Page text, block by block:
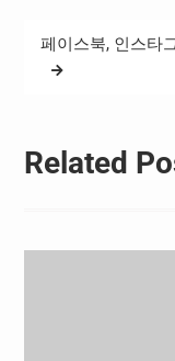
페이스북, 인스타
Related